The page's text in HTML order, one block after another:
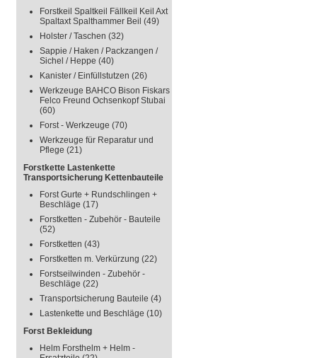
Forstkeil Spaltkeil Fällkeil Keil Axt
Spaltaxt Spalthammer Beil (49)
Holster / Taschen (32)
Sappie / Haken / Packzangen /
Sichel / Heppe (40)
Kanister / Einfüllstutzen (26)
Werkzeuge BAHCO Bison Fiskars
Felco Freund Ochsenkopf Stubai
(60)
Forst - Werkzeuge (70)
Werkzeuge für Reparatur und
Pflege (21)
Forstkette Lastenkette
Transportsicherung Kettenbauteile
Forst Gurte + Rundschlingen +
Beschläge (17)
Forstketten - Zubehör - Bauteile
(52)
Forstketten (43)
Forstketten m. Verkürzung (22)
Forstseilwinden - Zubehör -
Beschläge (22)
Transportsicherung Bauteile (4)
Lastenkette und Beschläge (10)
Forst Bekleidung
Helm Forsthelm + Helm -